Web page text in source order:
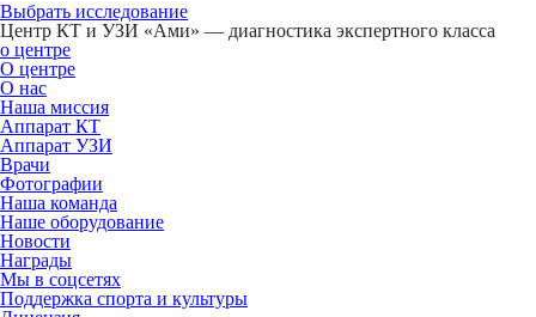
Выбрать исследование
Центр КТ и УЗИ «Ами» — диагностика экспертного класса
о центре
О центре
О нас
Наша миссия
Аппарат КТ
Аппарат УЗИ
Врачи
Фотографии
Наша команда
Наше оборудование
Новости
Награды
Мы в соцсетях
Поддержка спорта и культуры